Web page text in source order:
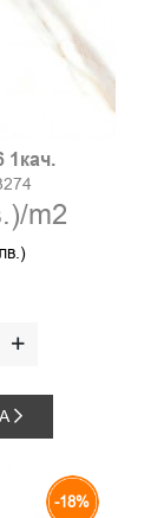
1кач.
/m2
-18%